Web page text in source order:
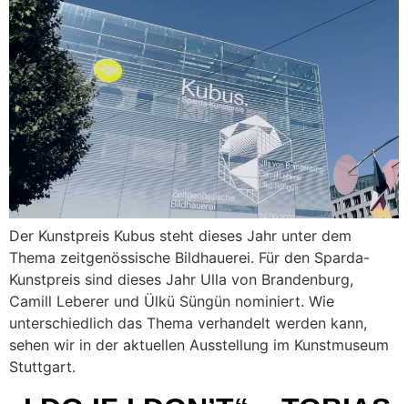
Der Kunstpreis Kubus steht dieses Jahr unter dem
Thema zeitgenössische Bildhauerei. Für den Sparda-
Kunstpreis sind dieses Jahr Ulla von Brandenburg,
Camill Leberer und Ülkü Süngün nominiert. Wie
unterschiedlich das Thema verhandelt werden kann,
sehen wir in der aktuellen Ausstellung im Kunstmuseum
Stuttgart.